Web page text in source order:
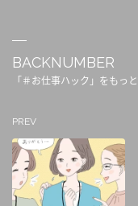
BACKNUMBER
「＃お仕事ハック」をもっ
PREV